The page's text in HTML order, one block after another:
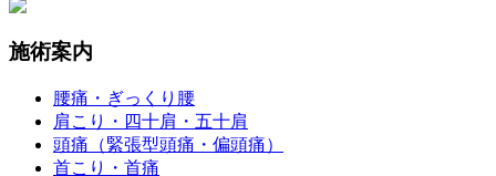
施術案内
腰痛・ぎっくり腰
肩こり・四十肩・五十肩
頭痛（緊張型頭痛・偏頭痛）
首こり・首痛